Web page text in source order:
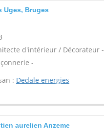
Uges, Bruges
d'intérieur / Décorateur -
-
: Dedale energies
aurelien Anzeme